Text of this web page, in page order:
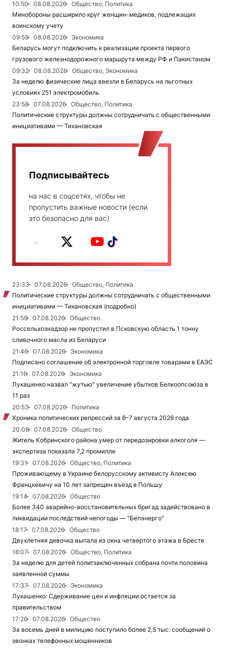
10:50 08.08.2026
Общество, Политика
Минобороны расширило круг женщин-медиков, подлежащих
воинскому учету
09:59
08.08.2026
Экономика
Беларусь могут подключить к реализации проекта первого
грузового железнодорожного маршрута между РФ и Пакистаном
09:32
08.08.2026
Общество, Экономика
За неделю физические лица ввезли в Беларусь на льготных
условиях 251 электромобиль
23:58
07.08.2026
Общество, Политика
Политические структуры должны сотрудничать с общественными
инициативами — Тихановская
Подписывайтесь
на нас в соцсетях, чтобы не
пропустить важные новости (если
это безопасно для вас)
23:33 07.08.2026
Общество, Политика
Политические структуры должны сотрудничать с общественными
инициативами — Тихановская (подробно)
21:59
07.08.2026
Общество
Россельхознадзор не пропустил в Псковскую область 1 тонну
сливочного масла из Беларуси
21:46
07.08.2026
Экономика
Подписано соглашение об электронной торговле товарами в ЕАЭС
21:16
07.08.2026
Экономика
Лукашенко назвал "жутью" увеличение убытков Белкоопсоюза в
11 раз
20:53
07.08.2026
Политика
Хроника политических репрессий за 6–7 августа 2026 года
20:08
07.08.2026
Общество
Житель Кобринского района умер от передозировки алкоголя —
экспертиза показала 7,2 промилле
19:31
07.08.2026
Общество, Политика
Проживающему в Украине белорусскому активисту Алексею
Францкевичу на 10 лет запрещен въезд в Польшу
19:14
07.08.2026
Общество
Более 340 аварийно-восстановительных бригад задействовано в
ликвидации последствий непогоды — "Белэнерго"
18:17
07.08.2026
Общество
Двухлетняя девочка выпала из окна четвертого этажа в Бресте
18:07
07.08.2026
Общество, Политика
За неделю для детей политзаключенных собрана почти половина
заявленной суммы
17:37
07.08.2026
Экономика
Лукашенко: Сдерживание цен и инфляции остается за
правительством
17:26
07.08.2026
Общество
За восемь дней в милицию поступило более 2,5 тыс. сообщений о
звонках телефонных мошенников